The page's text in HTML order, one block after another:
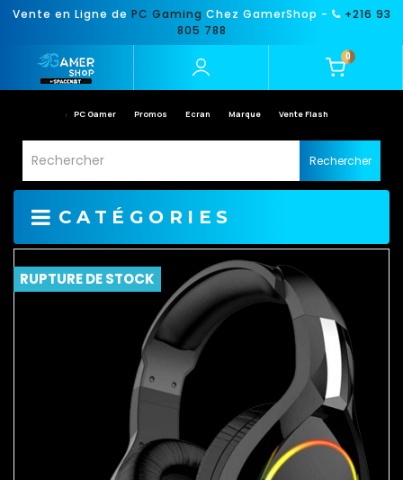
Vente en Ligne de PC Gaming Chez GamerShop -
+216 93
805 788
0
PC Gamer Promos Ecran Marque Vente Flash
Rechercher
CATÉGORIES
RUPTURE DE STOCK